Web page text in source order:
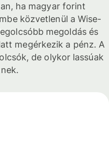
ha magyar forint
közvetlenül a Wise-
megoldás és
megérkezik a pénz. A
de olykor lassúak